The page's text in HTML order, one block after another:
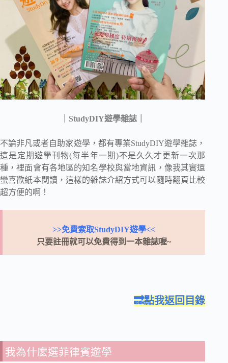
｜StudyDIY遊學雜誌｜
不論非凡或者自助家遊學，都有專業StudyDIY遊學雜誌，
這是定期遊學刊物(每半年一期)不是久久才更新一次那
種，裡面會有各地區的知名學校與當地資訊，像我其實還
蠻喜歡紙本閱讀，這樣的雜誌介紹方式可以隨時翻頁比較
超方便的啊！
>>免費索取StudyDIY遊學<<
只要註冊就可以免費得到一本雜誌喔~
🔜點我返回目錄
我為什麼選菲律賓遊學